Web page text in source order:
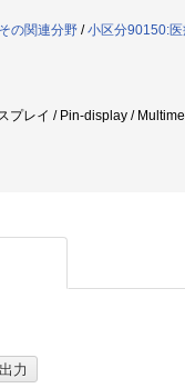
の関連分野 /小区分90150:
プレイ / Pin-display /